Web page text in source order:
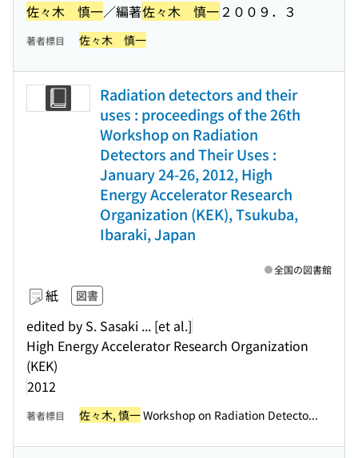
佐々木 慎一／編著佐々木 慎一 ２００９．３
著者標目 佐々木 慎一
Radiation detectors and their
uses : proceedings of the 26th
Workshop on Radiation
Detectors and Their Uses :
January 24-26, 2012, High
Energy Accelerator Research
Organization (KEK), Tsukuba,
Ibaraki, Japan
紙 図書
edited by S. Sasaki ... [et al.]
High Energy Accelerator Research Organization
(KEK)
2012
全国の図書館
著者標目 佐々木, 慎一Workshop on Radiation Detecto...